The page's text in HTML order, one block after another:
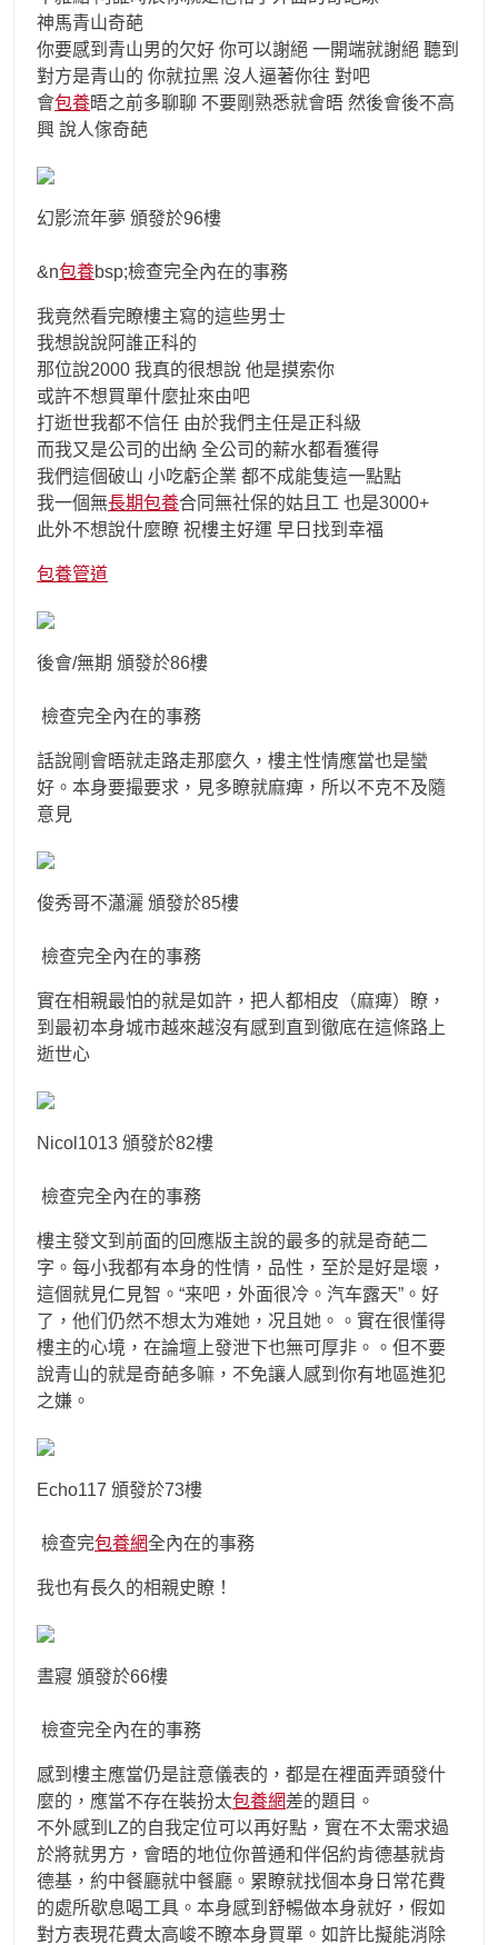
神馬青山奇葩
你要感到青山男的欠好 你可以謝絕 一開端就謝絕 聽到
對方是青山的 你就拉黑 沒人逼著你往 對吧
會包養晤之前多聊聊 不要剛熟悉就會晤 然後會後不高
興 說人傢奇葩
幻影流年夢 頒發於96樓
&n包養bsp;檢查完全內在的事務
我竟然看完瞭樓主寫的這些男士
我想說說阿誰正科的
那位說2000 我真的很想說 他是摸索你
或許不想買單什麼扯來由吧
打逝世我都不信任 由於我們主任是正科級
而我又是公司的出納 全公司的薪水都看獲得
我們這個破山 小吃虧企業 都不成能隻這一點點
我一個無長期包養合同無社保的姑且工 也是3000+
此外不想說什麼瞭 祝樓主好運 早日找到幸福
包養管道
後會/無期 頒發於86樓
檢查完全內在的事務
話說剛會晤就走路走那麼久，樓主性情應當也是蠻
好。本身要撮要求，見多瞭就麻痺，所以不克不及隨
意見
俊秀哥不瀟灑 頒發於85樓
檢查完全內在的事務
實在相親最怕的就是如許，把人都相皮（麻痺）瞭，
到最初本身城市越來越沒有感到直到徹底在這條路上
逝世心
Nicol1013 頒發於82樓
檢查完全內在的事務
樓主發文到前面的回應版主說的最多的就是奇葩二
字。每小我都有本身的性情，品性，至於是好是壞，
這個就見仁見智。“来吧，外面很冷。汽车露天”。好
了，他们仍然不想太为难她，况且她。。實在很懂得
樓主的心境，在論壇上發泄下也無可厚非。。但不要
說青山的就是奇葩多嘛，不免讓人感到你有地區進犯
之嫌。
Echo117 頒發於73樓
檢查完包養網全內在的事務
我也有長久的相親史瞭！
晝寢 頒發於66樓
檢查完全內在的事務
感到樓主應當仍是註意儀表的，都是在裡面弄頭發什
麼的，應當不存在裝扮太包養網差的題目。
不外感到LZ的自我定位可以再好點，實在不太需求過
於將就男方，會晤的地位你普通和伴侶約肯德基就肯
德基，約中餐廳就中餐廳。累瞭就找個本身日常花費
的處所歇息喝工具。本身感到舒暢做本身就好，假如
對方表現花費太高峻不瞭本身買單。如許比擬能消除